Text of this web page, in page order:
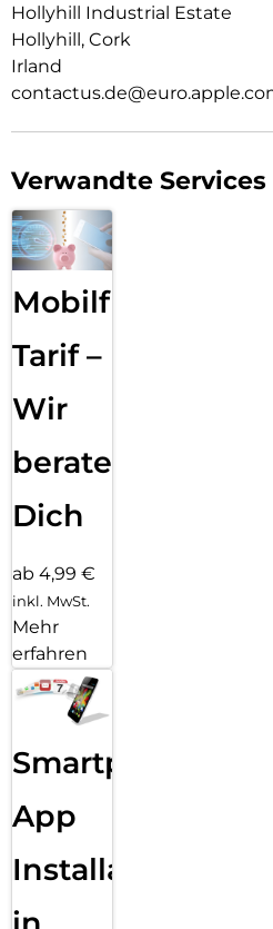
Hollyhill Industrial Estate
Hollyhill, Cork
Irland
Verwandte Services
Mobilfunk
Tarif –
Wir
beraten
Dich
ab 4,99 €
inkl. MwSt.
Mehr
erfahren
Smartphone
App
Installation